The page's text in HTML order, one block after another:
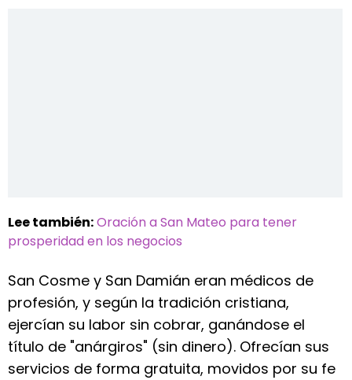
Lee también:Oración a San Mateo para tener
prosperidad en los negocios
San Cosme y San Damián eran médicos de
profesión, y según la tradición cristiana,
ejercían su labor sin cobrar, ganándose el
título de "anárgiros" (sin dinero). Ofrecían sus
servicios de forma gratuita, movidos por su fe